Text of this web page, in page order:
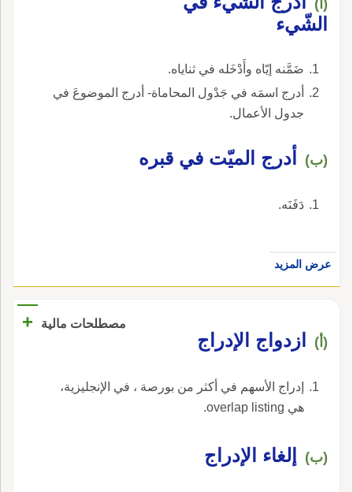
(أ)
الشّيء
ضَمَّنه إيّاه وأَدْخَله في ثناياه.
أدرج اسمَه في جَدْول المحاماة- أدرج الموضوعَ في
جدول الأعمال.
(ب) أدرج الميّت في قبره
دَفَنَه.
عرض المزيد
مصطلحات مالية +
(أ) ازدواج الإدراج
إدراج الأسهم في أكثر من بورصة ، في الإنجليزية،
هي overlap listing.
(ب) إلغاء الإدراج